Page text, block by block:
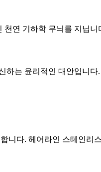
천연 기하학 무늬를 지닙니
하는 윤리적인 대안입니다.
니다. 헤어라인 스테인